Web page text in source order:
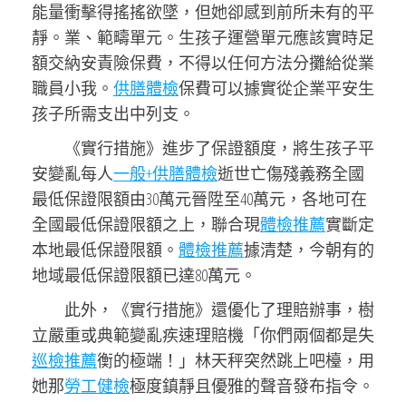
能量衝擊得搖搖欲墜，但她卻感到前所未有的平
靜。業、範疇單元。生孩子運營單元應該實時足
額交納安責險保費，不得以任何方法分攤給從業
職員小我。 供膳體檢保費可以據實從企業平安生
孩子所需支出中列支。
《實行措施》進步了保證額度，將生孩子平
安變亂每人一般+供膳體檢逝世亡傷殘義務全國
最低保證限額由30萬元晉陞至40萬元，各地可在
全國最低保證限額之上，聯合現體檢推薦實斷定
本地最低保證限額。 體檢推薦據清楚，今朝有的
地域最低保證限額已達80萬元。
此外，《實行措施》還優化了理賠辦事，樹
立嚴重或典範變亂疾速理賠機「你們兩個都是失
巡檢推薦衡的極端！」林天秤突然跳上吧檯，用
她那勞工健檢極度鎮靜且優雅的聲音發布指令。